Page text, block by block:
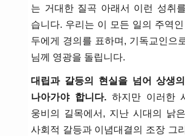
는 거대한 질곡 아래서 이런 성취
습니다. 우리는 이 모든 일의 주역
두에게 경의를 표하며, 기독교인으
님께 영광을 돌립니다.
대립과 갈등의 현실을 넘어 상생
나아가야 합니다.하지만 이러한
웅비의 길목에서, 지난 시대의 낡
사회적 갈등과 이념대결의 조장 그